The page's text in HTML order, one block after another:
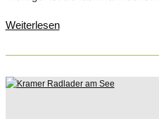
Weiterlesen